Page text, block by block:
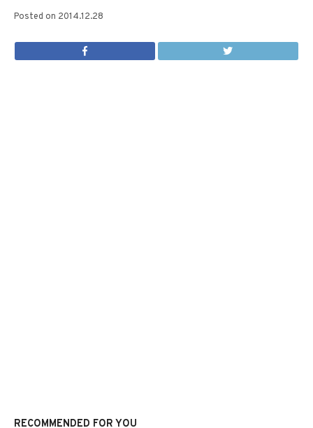
Posted on 2014.12.28
RECOMMENDED FOR YOU